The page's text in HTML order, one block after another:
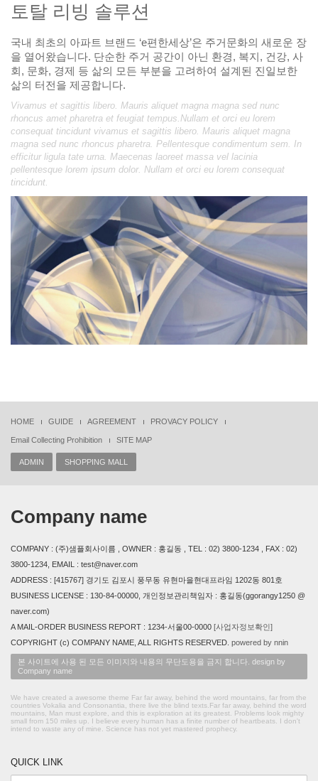
토탈 리빙 솔루션
국내 최초의 아파트 브랜드 ‘e편한세상’은 주거문화의 새로운 장
을 열어왔습니다. 단순한 주거 공간이 아닌 환경, 복지, 건강, 사
회, 문화, 경제 등 삶의 모든 부분을 고려하여 설계된 진일보한
삶의 터전을 제공합니다.
Vivamus et sagittis libero. Mauris aliquet magna magna sed nunc
rhoncus amet pharetra et feugiat tempus.Nullam et orci eu lorem
consequat tincidunt vivamus et sagittis libero. Mauris aliquet magna
magna sed nunc rhoncus pharetra. Pellentesque condimentum sem. In
efficitur ligula tate urna. Maecenas laoreet massa vel lacinia
pellentesque lorem ipsum dolor. Nullam et orci eu lorem consequat
tincidunt.
HOME GUIDE AGREEMENT PROVACY POLICY
Email Collecting Prohibition SITE MAP
ADMIN SHOPPING MALL
Company name
COMPANY : (주)샘플회사이름 , OWNER : 홍길동 , TEL : 02) 3800-1234 , FAX : 02)
3800-1234, EMAIL : test@naver.com
ADDRESS : [415767] 경기도 김포시 풍무동 유현마을현대프라임 1202동 801호
BUSINESS LICENSE : 130-84-00000, 개인정보관리책임자 : 홍길동(ggorangy1250 @
naver.com)
A MAIL-ORDER BUSINESS REPORT : 1234-서울00-0000 [사업자정보확인]
COPYRIGHT (c) COMPANY NAME, ALL RIGHTS RESERVED. powered by nnin
본 사이트에 사용 된 모든 이미지와 내용의 무단도용을 금지 합니다. design by
Company name
We have created a awesome theme Far far away, behind the word mountains, far from the
countries Vokalia and Consonantia, there live the blind texts.Far far away, behind the word
mountains, Man must explore, and this is exploration at its greatest. Problems look mighty
small from 150 miles up. I believe every human has a finite number of heartbeats. I don't
intend to waste any of mine. Science has not yet mastered prophecy.
QUICK LINK